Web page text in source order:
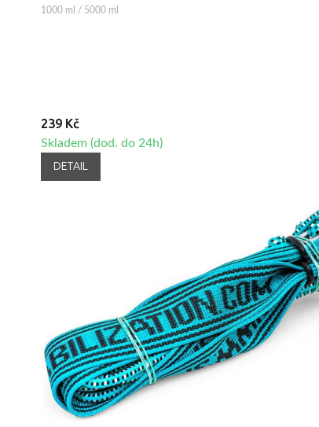
1000 ml / 5000 ml
239 Kč
Skladem (dod. do 24h)
DETAIL